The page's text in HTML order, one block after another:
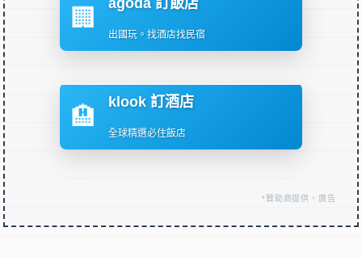
🏢
出國玩。找酒店找民宿
🏨
klook 訂酒店
全球精選必住飯店
*贊助商提供。廣告